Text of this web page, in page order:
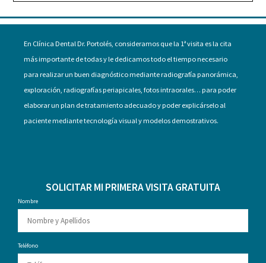
En Clínica Dental Dr. Portolés, consideramos que la 1ª visita es la cita
más importante de todas y le dedicamos todo el tiempo necesario
para realizar un buen diagnóstico mediante radiografía panorámica,
exploración, radiografías periapicales, fotos intraorales… para poder
elaborar un plan de tratamiento adecuado y poder explicárselo al
paciente mediante tecnología visual y modelos demostrativos.
SOLICITAR MI PRIMERA VISITA GRATUITA
Nombre
Teléfono